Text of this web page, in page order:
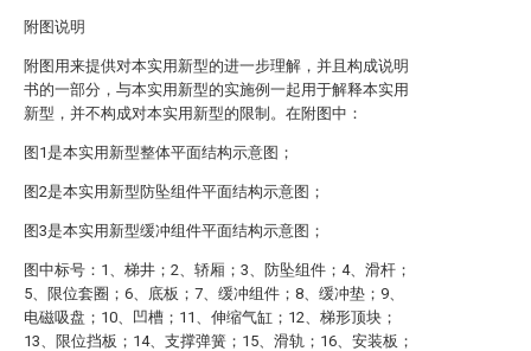
附图说明
附图用来提供对本实用新型的进一步理解，并且构成说明
书的一部分，与本实用新型的实施例一起用于解释本实用
新型，并不构成对本实用新型的限制。在附图中：
图1是本实用新型整体平面结构示意图；
图2是本实用新型防坠组件平面结构示意图；
图3是本实用新型缓冲组件平面结构示意图；
图中标号：1、梯井；2、轿厢；3、防坠组件；4、滑杆；
5、限位套圈；6、底板；7、缓冲组件；8、缓冲垫；9、
电磁吸盘；10、凹槽；11、伸缩气缸；12、梯形顶块；
13、限位挡板；14、支撑弹簧；15、滑轨；16、安装板；